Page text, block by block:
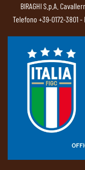
BIRAGHI S.p.A.
Telefono +39-0172-3801-